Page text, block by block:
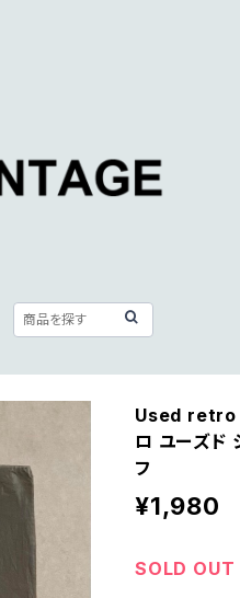
Used
ロ ユーズド
フ
¥1,980
SOLD OUT